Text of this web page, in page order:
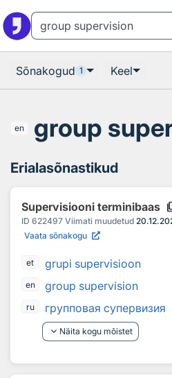
Sõnakogud 1 Keel
en group
Erialasõnastikud
Supervisiooni terminibaas
ID 622497 Viimati muudetud
Vaata sõnakogu
et grupi supervisioon
en group supervision
ru
групповaя супервизия
keyboard_arrow_down Näita kogu mõistet